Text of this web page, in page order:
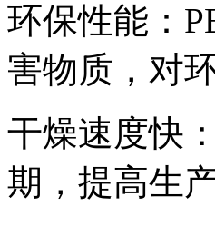
环保性能：
害物质，对
干燥速度快
期，提高生